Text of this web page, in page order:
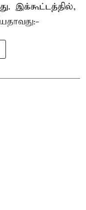
இக்கூட்டத்தில்,